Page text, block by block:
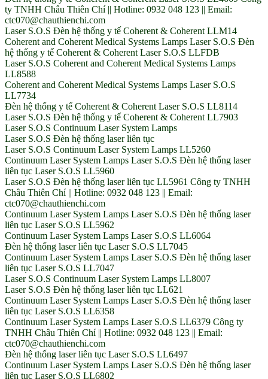
ty TNHH Châu Thiên Chí || Hotline: 0932 048 123 || Email:
ctc070@chauthienchi.com
Laser S.O.S Đèn hệ thống y tế Coherent & Coherent LLM14
Coherent and Coherent Medical Systems Lamps Laser S.O.S Đèn
hệ thống y tế Coherent & Coherent Laser S.O.S LLFDB
Laser S.O.S Coherent and Coherent Medical Systems Lamps
LL8588
Coherent and Coherent Medical Systems Lamps Laser S.O.S
LL7734
Đèn hệ thống y tế Coherent & Coherent Laser S.O.S LL8114
Laser S.O.S Đèn hệ thống y tế Coherent & Coherent LL7903
Laser S.O.S Continuum Laser System Lamps
Laser S.O.S Đèn hệ thống laser liên tục
Laser S.O.S Continuum Laser System Lamps LL5260
Continuum Laser System Lamps Laser S.O.S Đèn hệ thống laser
liên tục Laser S.O.S LL5960
Laser S.O.S Đèn hệ thống laser liên tục LL5961 Công ty TNHH
Châu Thiên Chí || Hotline: 0932 048 123 || Email:
ctc070@chauthienchi.com
Continuum Laser System Lamps Laser S.O.S Đèn hệ thống laser
liên tục Laser S.O.S LL5962
Continuum Laser System Lamps Laser S.O.S LL6064
Đèn hệ thống laser liên tục Laser S.O.S LL7045
Continuum Laser System Lamps Laser S.O.S Đèn hệ thống laser
liên tục Laser S.O.S LL7047
Laser S.O.S Continuum Laser System Lamps LL8007
Laser S.O.S Đèn hệ thống laser liên tục LL621
Continuum Laser System Lamps Laser S.O.S Đèn hệ thống laser
liên tục Laser S.O.S LL6358
Continuum Laser System Lamps Laser S.O.S LL6379 Công ty
TNHH Châu Thiên Chí || Hotline: 0932 048 123 || Email:
ctc070@chauthienchi.com
Đèn hệ thống laser liên tục Laser S.O.S LL6497
Continuum Laser System Lamps Laser S.O.S Đèn hệ thống laser
liên tục Laser S.O.S LL6802